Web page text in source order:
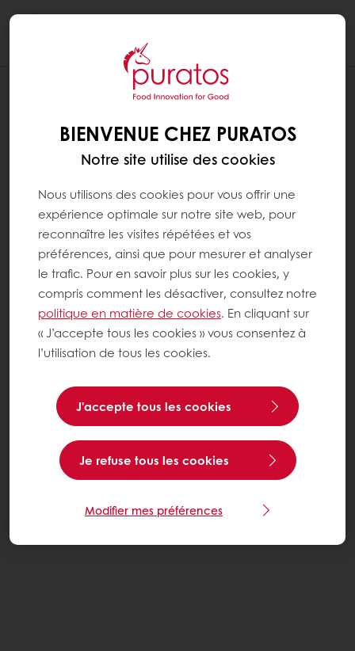
RECETTES
BIENVENUE CHEZ PURATOS
Notre site utilise des cookies
Nous utilisons des cookies pour vous offrir une
expérience optimale sur notre site web, pour
reconnaître les visites répétées et vos
préférences, ainsi que pour mesurer et analyser
le trafic. Pour en savoir plus sur les cookies, y
compris comment les désactiver, consultez notre
politique en matière de cookies. En cliquant sur
« J’accepte tous les cookies » vous consentez à
l’utilisation de tous les cookies.
J’accepte tous les cookies
Je refuse tous les cookies
Modifier mes préférences